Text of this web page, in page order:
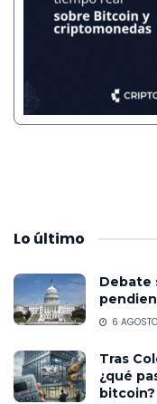
Lo último
Debate
6
Tras
¿qué
bitcoin?